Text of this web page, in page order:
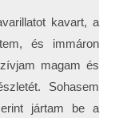
kavart, a
és immáron
magam és
Sohasem
jártam be a